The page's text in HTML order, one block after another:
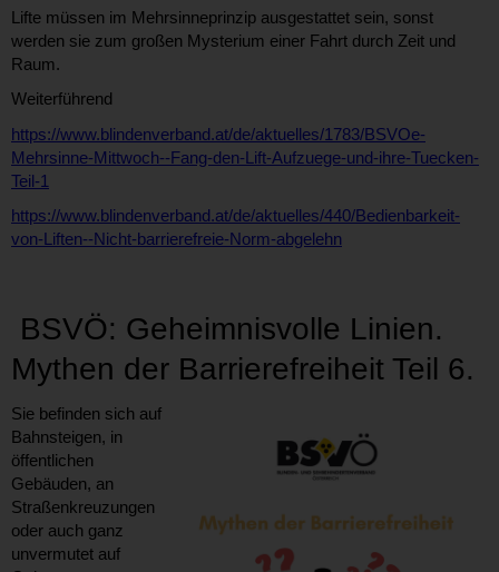
Lifte müssen im Mehrsinneprinzip ausgestattet sein, sonst
werden sie zum großen Mysterium einer Fahrt durch Zeit und
Raum.
Weiterführend
https://www.blindenverband.at/de/aktuelles/1783/BSVOe-
Mehrsinne-Mittwoch--Fang-den-Lift-Aufzuege-und-ihre-Tuecken-
Teil-1
https://www.blindenverband.at/de/aktuelles/440/Bedienbarkeit-
von-Liften--Nicht-barrierefreie-Norm-abgelehn
BSVÖ: Geheimnisvolle Linien.
Mythen der Barrierefreiheit Teil 6.
Sie befinden sich auf
Bahnsteigen, in
öffentlichen
Gebäuden, an
Straßenkreuzungen
oder auch ganz
unvermutet auf